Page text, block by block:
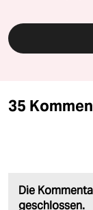
35
Die
geschlossen.